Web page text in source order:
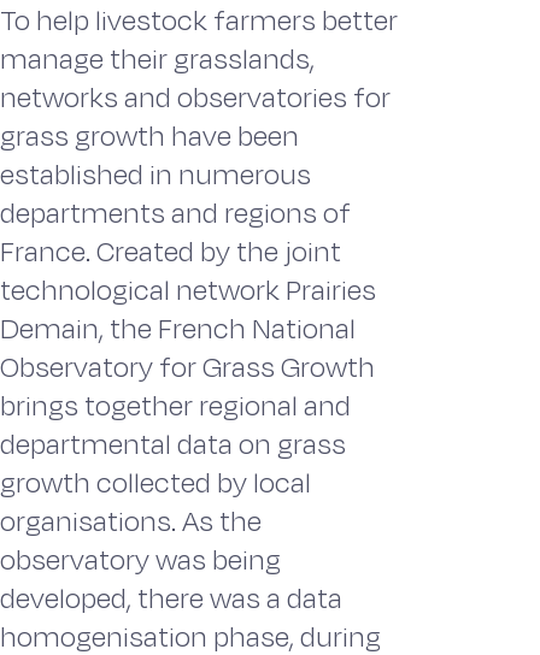
To help livestock farmers better
manage their grasslands,
networks and observatories for
grass growth have been
established in numerous
departments and regions of
France. Created by the joint
technological network Prairies
Demain, the French National
Observatory for Grass Growth
brings together regional and
departmental data on grass
growth collected by local
organisations. As the
observatory was being
developed, there was a data
homogenisation phase, during